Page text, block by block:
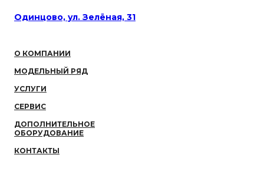
Одинцово, ул. Зелёная, 31
О КОМПАНИИ
МОДЕЛЬНЫЙ РЯД
УСЛУГИ
СЕРВИС
ДОПОЛНИТЕЛЬНОЕ
ОБОРУДОВАНИЕ
КОНТАКТЫ